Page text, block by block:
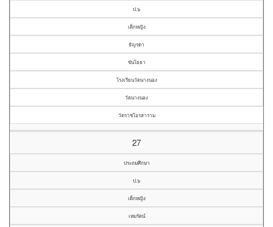
ป.๖
เด็กหญิง
ธัญรดา
ขันโยธา
โรงเรียนวัดนางนอง
วัดนางนอง
วัดราชโอรสาราม
27
ประถมศึกษา
ป.๖
เด็กหญิง
เหมรัตน์